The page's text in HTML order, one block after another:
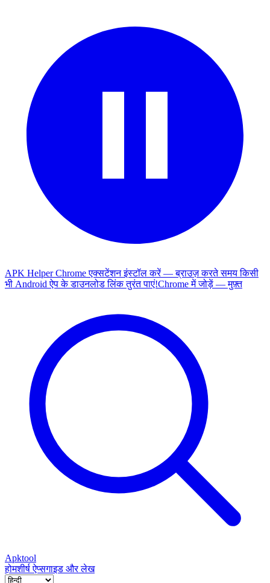
APK Helper Chrome एक्सटेंशन इंस्टॉल करें — ब्राउज़ करते समय किसी
भी Android ऐप के डाउनलोड लिंक तुरंत पाएं!Chrome में जोड़ें — मुफ़्त
Apktool
होमशीर्ष ऐप्सगाइड और लेख